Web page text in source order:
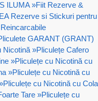
ILUMA »Fiit Rezerve &
Rezerve si Stickuri pentru
GARANT (GRANT)
Nicotină »Pliculețe Cafero
»Pliculețe cu Nicotină cu
»Pliculețe cu Nicotină cu
Pliculețe cu Nicotină cu Cola
Tare »Pliculețe cu